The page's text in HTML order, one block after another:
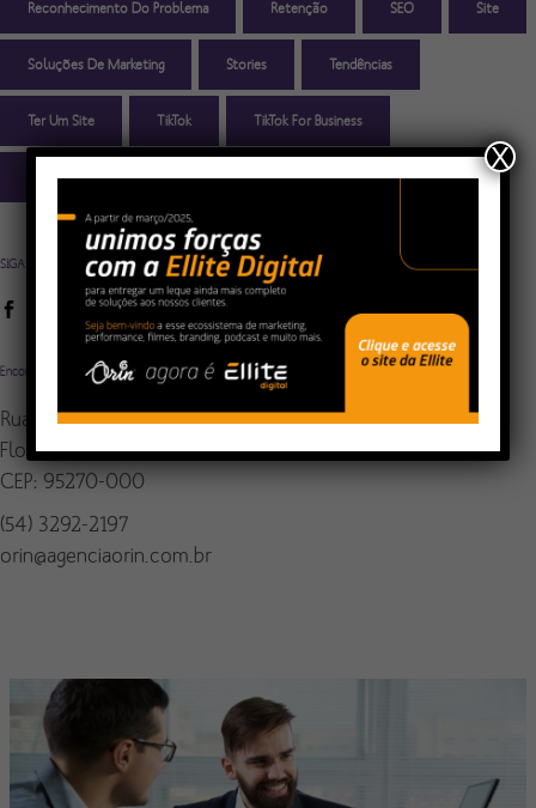
Reconhecimento Do Problema Retenção SEO Site
Soluções De Marketing Stories Tendências
Ter Um Site TikTok TikTok For Business
Transformação Digital Transformação Digital Nas Empresas
SIGA A ORIN
Encontre-nos
Rua Rio Branco, 1324 - Centro
Flores da Cunha - RS - Brasil
CEP: 95270-000
(54) 3292-2197
orin@agenciaorin.com.br
X